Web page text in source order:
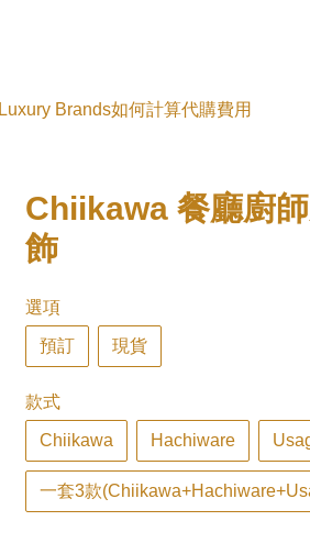
Luxury Brands如何計算代購費用
Chiikawa 餐廳廚
飾
選項
預訂 現貨
款式
Chiikawa Hachiware
一套3款